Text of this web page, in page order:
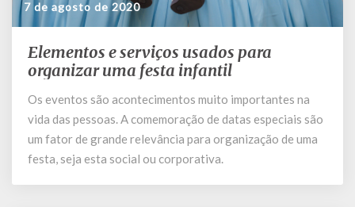
7 de agosto de 2020
Elementos
e
usados
para
organizar
uma
infantil
Elementos e serviços usados para
organizar uma festa infantil
Os eventos são acontecimentos muito importantes na
vida das pessoas. A comemoração de datas especiais são
um fator de grande relevância para organização de uma
festa, seja esta social ou corporativa.